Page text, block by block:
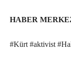
HABER
#Kürt #aktivist